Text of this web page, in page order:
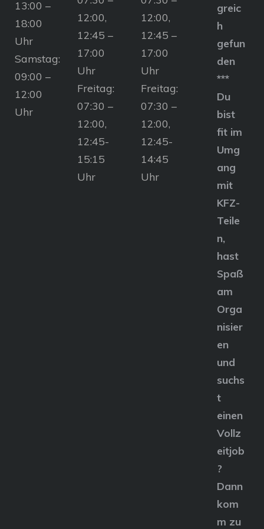
13:00 –
18:00
Uhr
Samstag:
09:00 –
12:00
Uhr
12:00,
12:45 –
17:00
Uhr
Freitag:
07:30 –
12:00,
12:45-
15:15
Uhr
12:00,
12:45 –
17:00
Uhr
Freitag:
07:30 –
12:00,
12:45-
14:45
Uhr
greic
h
gefun
den
***
Du
bist
fit im
Umg
ang
mit
KFZ-
Teile
n,
hast
Spaß
am
Orga
nisier
en
und
suchs
t
einen
Vollz
eitjob
?
Dann
kom
m zu